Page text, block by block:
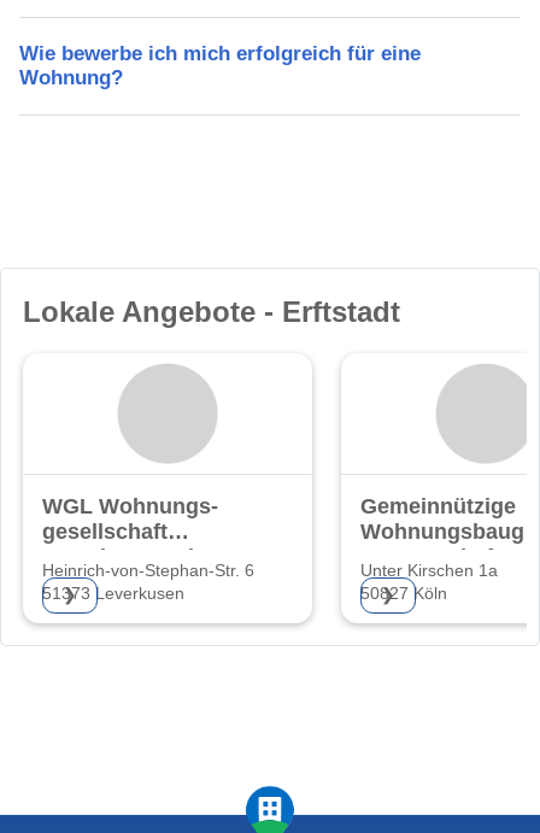
Wie bewerbe ich mich erfolgreich für eine
Wohnung?
Lokale Angebote - Erftstadt
WGL Wohnungs-
gesellschaft
Leverkusen mbH
Heinrich-von-Stephan-Str. 6
51373 Leverkusen
❯
Gemeinnützige
nossenschaft
Kölner
Unter Kirschen 1a
50827 Köln
❯